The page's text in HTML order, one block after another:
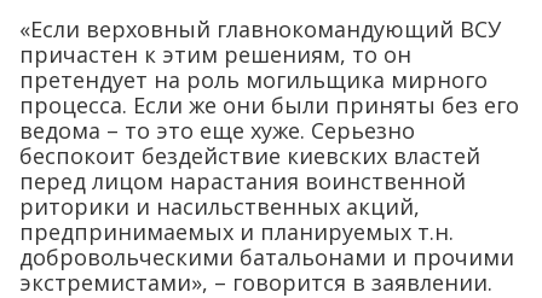
«Если верховный главнокомандующий ВСУ
причастен к этим решениям, то он
претендует на роль могильщика мирного
процесса. Если же они были приняты без его
ведома – то это еще хуже. Серьезно
беспокоит бездействие киевских властей
перед лицом нарастания воинственной
риторики и насильственных акций,
предпринимаемых и планируемых т.н.
добровольческими батальонами и прочими
экстремистами», – говорится в заявлении.